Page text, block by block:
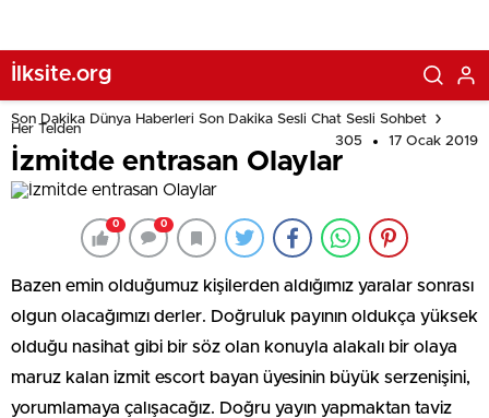
İlksite.org
Son Dakika Dünya Haberleri Son Dakika Sesli Chat Sesli Sohbet
Her Telden
305
17 Ocak 2019
İzmitde entrasan Olaylar
0 0
Bazen emin olduğumuz kişilerden aldığımız yaralar sonrası
olgun olacağımızı derler. Doğruluk payının oldukça yüksek
olduğu nasihat gibi bir söz olan konuyla alakalı bir olaya
maruz kalan izmit escort bayan üyesinin büyük serzenişini,
yorumlamaya çalışacağız. Doğru yayın yapmaktan taviz